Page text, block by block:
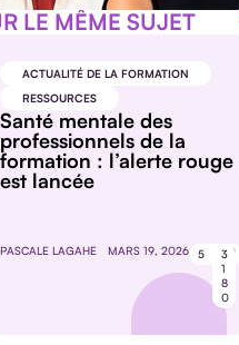
LE MÊME SUJET
ACTUALITÉ DE LA FORMATION
RESSOURCES
Santé mentale des
professionnels de la
formation : l’alerte rouge
est lancée
PASCALE LAGAHE MARS 19, 2026 5
3
1
8
0